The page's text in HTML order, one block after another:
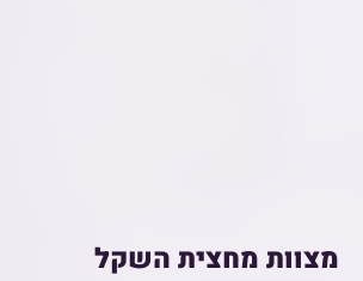
מצוות מחצית השקל